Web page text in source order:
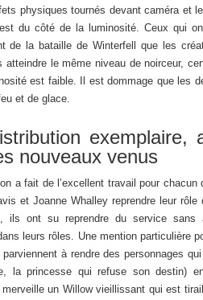
physiques tournés devant caméra et
du côté de la luminosité. Ceux qui
de la bataille de Winterfell que les
atteindre le même niveau de noirceur,
est faible. Il est dommage que les
et de glace.
nouveaux venus
a fait de l’excellent travail pour
et Joanne Whalley reprendre leur
ils ont su reprendre du service sans
leurs rôles. Une mention particulière
parviennent à rendre des personnages
la princesse qui refuse son destin)
un Willow vieillissant qui est